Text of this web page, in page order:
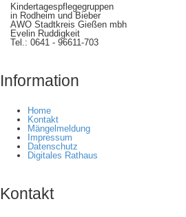
Kindertagespflegegruppen
in Rodheim und Bieber
AWO Stadtkreis Gießen mbh
Evelin Ruddigkeit
Tel.: 0641 - 96611-703
Information
Home
Kontakt
Mängelmeldung
Impressum
Datenschutz
Digitales Rathaus
Kontakt